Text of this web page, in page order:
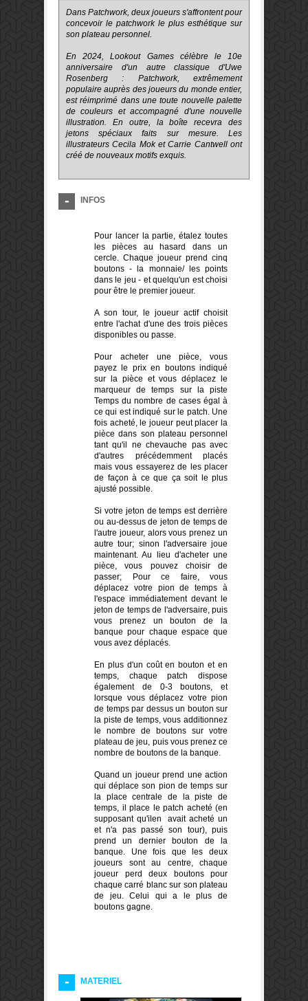
Dans Patchwork, deux joueurs s'affrontent pour
concevoir le patchworkle plus esthétique sur
son plateau personnel.
En 2024, Lookout Games célèbre le 10e
anniversaire d'un autre classique d'Uwe
Rosenberg : Patchwork, extrêmement
populaire auprès des joueurs du monde entier,
est réimprimé dans une toute nouvelle palette
de couleurs et accompagné d'une nouvelle
illustration. En outre, la boîte recevra des
jetons spéciaux faits sur mesure. Les
illustrateurs Cecila Mok et Carrie Cantwell ont
créé de nouveaux motifs exquis.
INFOS
Pour lancer la partie, étaleztoutes
les pièces au hasard
dans un
cercle. Chaque joueur prend cinq
boutons - la monnaie/ les points
dans le jeu - et quelqu'un est choisi
pour être le premier joueur.
A son tour, le joueur actif choisit
entre l'achat d'une des trois pièces
disponibles ou passe.
Pour acheter une pièce, vous
payez le prix en boutons indiqué
sur la pièce et vous déplacez le
marqueur de
temps sur la piste
Temps du nombre de cases égal à
ce qui est indiqué sur le patch. Une
fois acheté, le joueur peutplacer la
pièce dans son plateau personnel
tantqu'il ne chevauche pas avec
d'autres
précédemment placés
mais vous essayerez de les placer
de façon à ce que ça soit le plus
ajusté possible.
Si votre jeton de temps est derrière
ou au-dessus de jeton de temps de
l'autre joueur, alors vous prenez un
autre tour; sinon l'adversaire joue
maintenant.Au lieu d'acheter une
pièce,vous pouvez
choisir de
passer; Pour ce faire,
vous
déplacez votre pion de temps à
l'espace immédiatement devant
le
jeton de temps de l'adversaire,puis
vous prenez
un bouton
de la
banque pour chaque espace que
vous avez déplacés.
En plus d'un coûten bouton et en
temps,
chaque patch
dispose
également de 0-3 boutons, et
lorsque vous déplacez votre pion
de temps par dessus un bouton sur
la piste de temps, vous additionnez
le nombre de boutons sur votre
plateau de jeu, puis vous prenez ce
nombre de boutons de la banque.
Quand un joueur prend une action
qui déplace son pion de temps sur
la place centrale
de la piste de
temps, il place le patch acheté (en
supposant qu'ilen avait acheté un
et n'a pas passé son tour),puis
prend
un dernier bouton
de la
banque.
Une fois que
les deux
joueurs sont
au centre, chaque
joueur perd
deux boutons
pour
chaque carré blanc sur son plateau
de jeu.Celui qui a
le plus de
boutons gagne.
MATERIEL